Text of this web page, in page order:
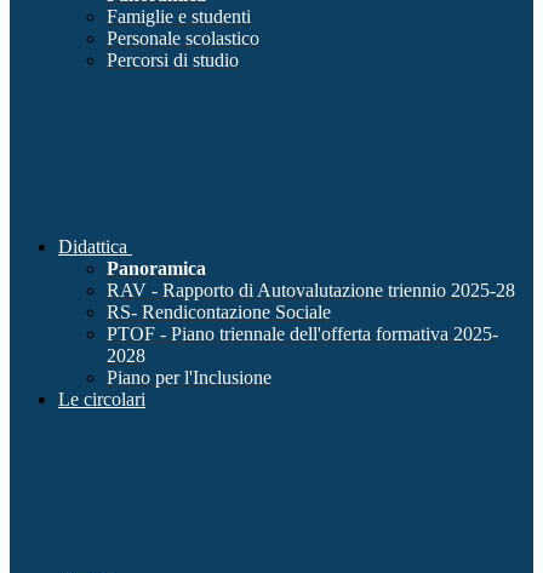
Famiglie e studenti
Personale scolastico
Percorsi di studio
Didattica
Panoramica
RAV - Rapporto di Autovalutazione triennio 2025-28
RS- Rendicontazione Sociale
PTOF - Piano triennale dell'offerta formativa 2025-
2028
Piano per l'Inclusione
Le circolari